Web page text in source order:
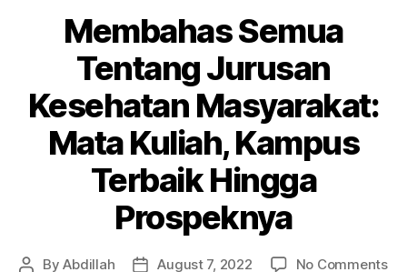
Membahas Semua
Tentang Jurusan
Kesehatan Masyarakat:
Mata Kuliah, Kampus
Terbaik Hingga
Prospeknya
PostByAbdillah
PostAugust 7, 2022 No Commentson